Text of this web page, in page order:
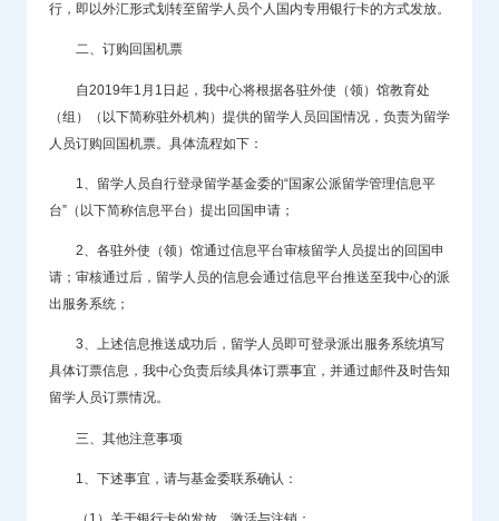
行，即以外汇形式划转至留学人员个人国内专用银行卡的方式发放。
二、订购回国机票
自2019年1月1日起，我中心将根据各驻外使（领）馆教育处
（组）（以下简称驻外机构）提供的留学人员回国情况，负责为留学
人员订购回国机票。具体流程如下：
1、留学人员自行登录留学基金委的“国家公派留学管理信息平
台”（以下简称信息平台）提出回国申请；
2、各驻外使（领）馆通过信息平台审核留学人员提出的回国申
请；审核通过后，留学人员的信息会通过信息平台推送至我中心的派
出服务系统；
3、上述信息推送成功后，留学人员即可登录派出服务系统填写
具体订票信息，我中心负责后续具体订票事宜，并通过邮件及时告知
留学人员订票情况。
三、其他注意事项
1、下述事宜，请与基金委联系确认：